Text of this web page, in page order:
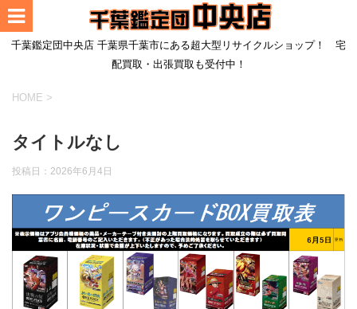
千葉鑑定団中央店 千葉県千葉市にある超大型リサイクルショップ！ 宅
配買取・出張買取も受付中！
HOME >
タイトルなし
投稿日： 2026年6月4日